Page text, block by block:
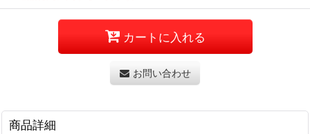
カートに入れる
お問い合わせ
商品詳細